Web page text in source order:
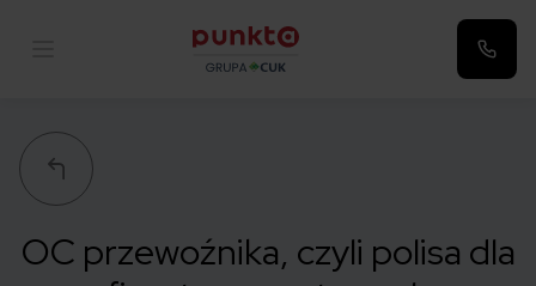
OC przewoźnika, czyli polisa dla